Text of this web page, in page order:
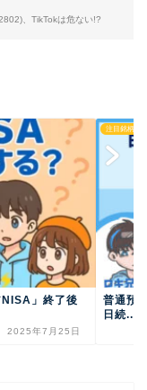
、TikTokは危ない!?
NISA」終了後
2025年7月25日
注目銘柄
普通預
日続...